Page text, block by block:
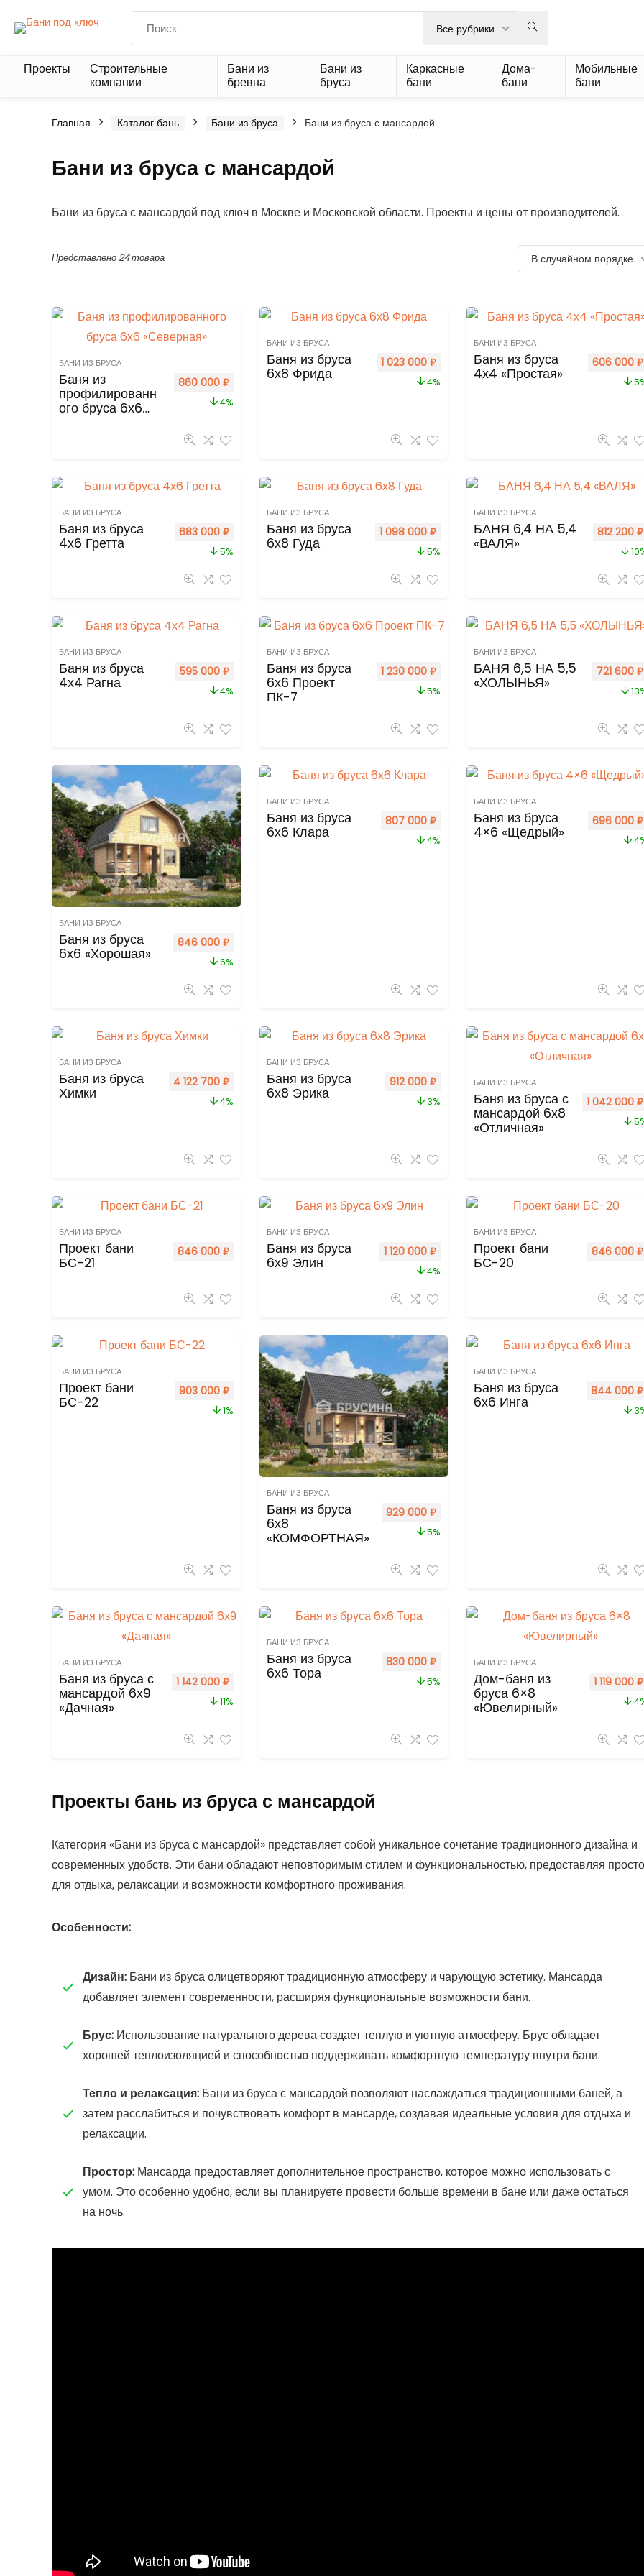
Все рубрики
Проекты
Строительные
компании
Бани из
бревна
Бани из
бруса
Каркасные
бани
Дома-
бани
Мобильные
бани
Главная Каталог бань Бани из бруса Бани из бруса с мансардой
Бани из бруса с мансардой
Бани из бруса с мансардой под ключ в Москве и Московской области. Проекты и цены от производителей.
Представлено 24 товара В случайном порядке
БАНИ ИЗ БРУСА
Баня из
профилированн
ого бруса 6х6
860 000 ₽
4%
БАНИ ИЗ БРУСА
Баня из бруса
6х8 Фрида
1 023 000₽
4%
БАНИ ИЗ БРУСА
Баня из бруса
4х4 «Простая»
606 000₽
БАНИ ИЗ БРУСА
Баня из бруса
4х6 Гретта
683 000 ₽
5%
БАНИ ИЗ БРУСА
Баня из бруса
6х8 Гуда
1 098 000₽
5%
БАНИ ИЗ БРУСА
БАНЯ 6,4 НА 5,4
«ВАЛЯ»
812 200₽
БАНИ ИЗ БРУСА
Баня из бруса
4х4 Рагна
595 000 ₽
4%
БАНИ ИЗ БРУСА
Баня из бруса
6х6 Проект
ПК-7
1 230 000₽
5%
БАНИ ИЗ БРУСА
БАНЯ 6,5 НА 5,5
«ХОЛЫНЬЯ»
721 600₽
БАНИ ИЗ БРУСА
Баня из бруса
6х6 «Хорошая»
846 000 ₽
6%
БАНИ ИЗ БРУСА
Баня из бруса
6х6 Клара
807 000₽
4%
БАНИ ИЗ БРУСА
Баня из бруса
4×6 «Щедрый»
696 000₽
БАНИ ИЗ БРУСА
Баня из бруса
Химки
4 122 700 ₽
4%
БАНИ ИЗ БРУСА
Баня из бруса
6х8 Эрика
912 000₽
3%
БАНИ ИЗ БРУСА
Баня из бруса с
мансардой 6х8
«Отличная»
1 042 000₽
БАНИ ИЗ БРУСА
Проект бани
БС-21
846 000 ₽
БАНИ ИЗ БРУСА
Баня из бруса
6х9 Элин
1 120 000₽
4%
БАНИ ИЗ БРУСА
Проект бани
БС-20
846 000₽
БАНИ ИЗ БРУСА
Проект бани
БС-22
903 000 ₽
1%
БАНИ ИЗ БРУСА
Баня из бруса
6х8
«КОМФОРТНАЯ»
929 000₽
5%
БАНИ ИЗ БРУСА
Баня из бруса
6х6 Инга
844 000₽
БАНИ ИЗ БРУСА
Баня из бруса с
мансардой 6х9
«Дачная»
1 142 000 ₽
11%
БАНИ ИЗ БРУСА
Баня из бруса
6х6 Тора
830 000₽
5%
БАНИ ИЗ БРУСА
Дом-баня из
бруса 6×8
«Ювелирный»
1 119 000₽
Проекты бань из бруса с мансардой
Категория «Бани из бруса с мансардой» представляет собой уникальное сочетание традиционного дизайна и
современных удобств. Эти бани обладают неповторимым стилем и функциональностью, предоставляя
для отдыха, релаксации и возможности комфортного проживания.
Особенности:
Дизайн: Бани из бруса олицетворяют традиционную атмосферу и чарующую эстетику. Мансарда
добавляет элемент современности, расширяя функциональные возможности бани.
Брус: Использование натурального дерева создает теплую и уютную атмосферу. Брус обладает
хорошей теплоизоляцией и способностью поддерживать комфортную температуру внутри бани.
Тепло и релаксация: Бани из бруса с мансардой позволяют наслаждаться традиционными баней, а
затем расслабиться и почувствовать комфорт в мансарде, создавая идеальные условия для отдыха и
релаксации.
Простор: Мансарда предоставляет дополнительное пространство, которое можно использовать с
умом. Это особенно удобно, если вы планируете провести больше времени в бане или даже остаться
на ночь.